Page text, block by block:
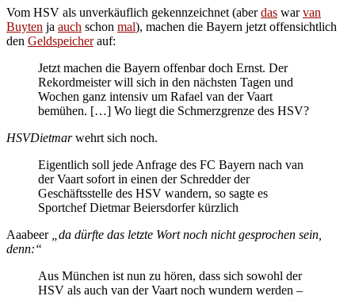
Vom HSV als unverkäuflich gekennzeichnet (aberdas warvan
Buyten ja auch schon mal), machen die Bayern jetzt offensichtlich
den Geldspeicherauf:
Jetzt machen die Bayern offenbar doch Ernst. Der
Rekordmeister will sich in den nächsten Tagen und
Wochen ganz intensiv um Rafael van der Vaart
bemühen. […] Wo liegt die Schmerzgrenze des HSV?
HSVDietmarwehrt sich noch.
Eigentlich soll jede Anfrage des FC Bayern nach van
der Vaart sofort in einen der Schredder der
Geschäftsstelle des HSV wandern, so sagte es
Sportchef Dietmar Beiersdorfer kürzlich
Aaabeer
„da dürfte das letzte Wort noch nicht gesprochen sein,
denn:“
Aus München ist nun zu hören, dass sich sowohl der
HSV als auch van der Vaart noch wundern werden –